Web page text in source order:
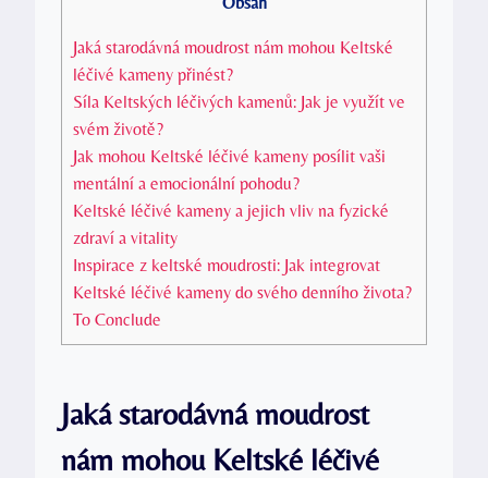
Jaká starodávná moudrost nám mohou Keltské
léčivé kameny přinést?
Síla Keltských léčivých kamenů: Jak je využít ve
svém životě?
Jak mohou Keltské léčivé kameny posílit vaši
mentální a emocionální pohodu?
Keltské léčivé kameny a jejich vliv na fyzické
zdraví a vitality
Inspirace z keltské moudrosti: Jak integrovat
Keltské léčivé kameny do svého denního života?
To Conclude
Jaká starodávná moudrost
nám mohou Keltské léčivé